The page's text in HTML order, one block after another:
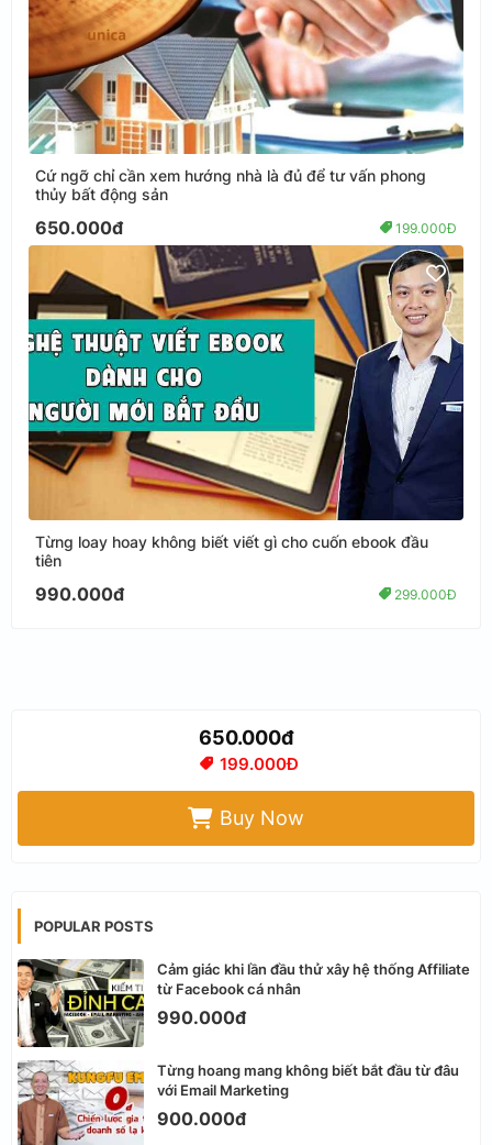
Cứ ngỡ chỉ cần xem hướng nhà là đủ để tư vấn phong
thủy bất động sản
650.000đ 199.000Đ
Từng loay hoay không biết viết gì cho cuốn ebook đầu
tiên
990.000đ 299.000Đ
650.000đ
199.000Đ
Buy Now
POPULAR POSTS
Cảm giác khi lần đầu thử xây hệ thống Affiliate
từ Facebook cá nhân
990.000đ
Từng hoang mang không biết bắt đầu từ đâu
với Email Marketing
900.000đ